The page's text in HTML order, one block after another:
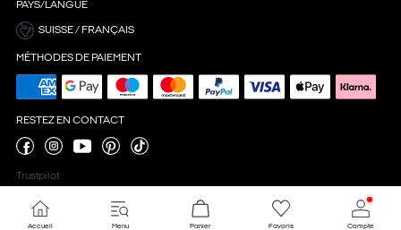
PAYS/LANGUE
SUISSE / FRANÇAIS
MÉTHODES DE PAIEMENT
RESTEZ EN CONTACT
Trustpilot
Accueil Menu Panier Favoris Compte